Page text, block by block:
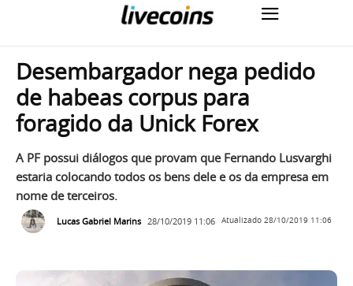
Desembargador nega pedido
de habeas corpus para
foragido da Unick Forex
A PF possui diálogos que provam que Fernando Lusvarghi
estaria colocando todos os bens dele e os da empresa em
nome de terceiros.
Lucas Gabriel Marins 28/10/2019 11:06 Atualizado 28/10/2019 11:06